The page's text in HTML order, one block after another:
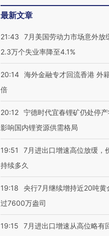
最新文章
21:43
7月美国劳动力市场意外放
2.3万个失业率降至4.1%
20:14 海外金融专才回流香港 外
倍
20:12 宁德时代宜春锂矿仍处停
影响国内锂资源供需格局
19:51
7月进出口增速高位放缓，
持续多久
19:18
央行7月继续增持近20吨黄
过7600万盎司
19:15
7月进出口增速从高位略有